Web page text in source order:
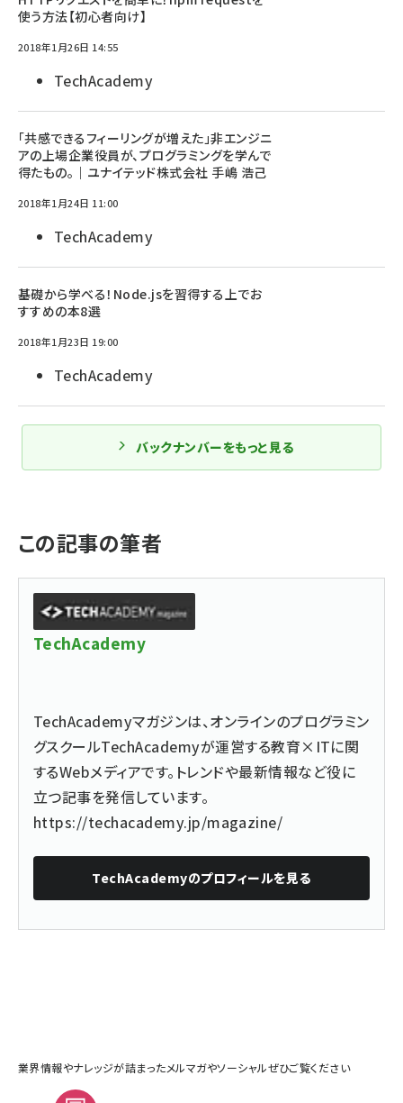
使う方法【初心者向け】
2018年1月26日 14:55
TechAcademy
「共感できるフィーリングが増えた」非エンジニ
アの上場企業役員が、プログラミングを学んで
得たもの。｜ユナイテッド株式会社 手嶋 浩己
2018年1月24日 11:00
TechAcademy
基礎から学べる！Node.jsを習得する上でお
すすめの本8選
2018年1月23日 19:00
TechAcademy
バックナンバーをもっと見る
この記事の筆者
TechAcademy
TechAcademyマガジンは、オンラインのプログラミン
グスクールTechAcademyが運営する教育×ITに関
するWebメディアです。トレンドや最新情報など役に
立つ記事を発信しています。
https://techacademy.jp/magazine/
TechAcademyのプロフィールを見る
業界情報やナレッジが詰まったメルマガやソーシャルぜひご覧ください